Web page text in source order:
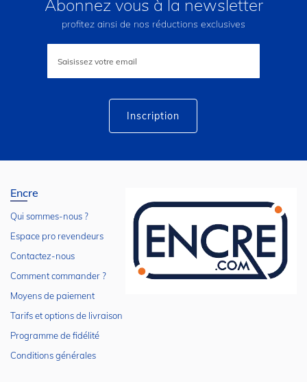
Abonnez vous à la newsletter
profitez ainsi de nos réductions exclusives
lettre
Inscription
Encre
Qui sommes-nous ?
Espace pro revendeurs
Contactez-nous
Comment commander ?
Moyens de paiement
Tarifs et options de livraison
Programme de fidélité
Conditions générales